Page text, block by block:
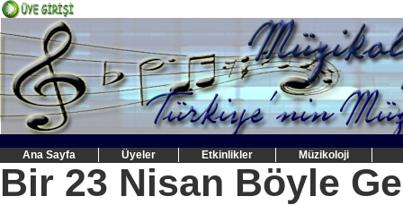
Ana Sayfa Üyeler Etkinlikler Müzikoloji
Bir 23 Nisan Böyle